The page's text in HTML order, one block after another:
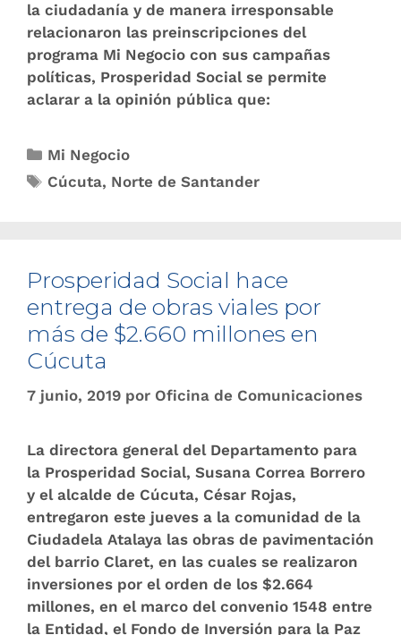
la ciudadanía y de manera irresponsable
relacionaron las preinscripciones del
programa Mi Negocio con sus campañas
políticas, Prosperidad Social se permite
aclarar a la opinión pública que:
Mi Negocio
Cúcuta, Norte de Santander
Prosperidad Social hace
entrega de obras viales por
más de $2.660 millones en
Cúcuta
7 junio, 2019 por Oficina de Comunicaciones
La directora general del Departamento para
la Prosperidad Social, Susana Correa Borrero
y el alcalde de Cúcuta, César Rojas,
entregaron este jueves a la comunidad de la
Ciudadela Atalaya las obras de pavimentación
del barrio Claret, en las cuales se realizaron
inversiones por el orden de los $2.664
millones, en el marco del convenio 1548 entre
la Entidad, el Fondo de Inversión para la Paz